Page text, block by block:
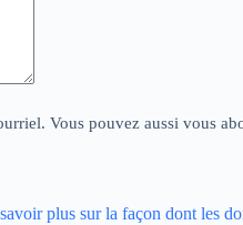
Vous pouvez aussivous
plus sur la façon dont les